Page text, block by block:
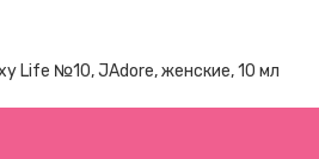
Life №10, JAdore, женские, 10 мл